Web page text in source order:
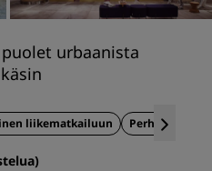
urbaanista
liikematkailuun